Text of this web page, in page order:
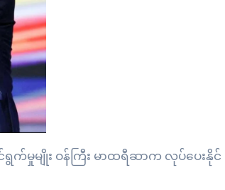
မှုမျိုး ဝန်ကြီး မာထရီဆာက လုပ်ပေးနိုင်